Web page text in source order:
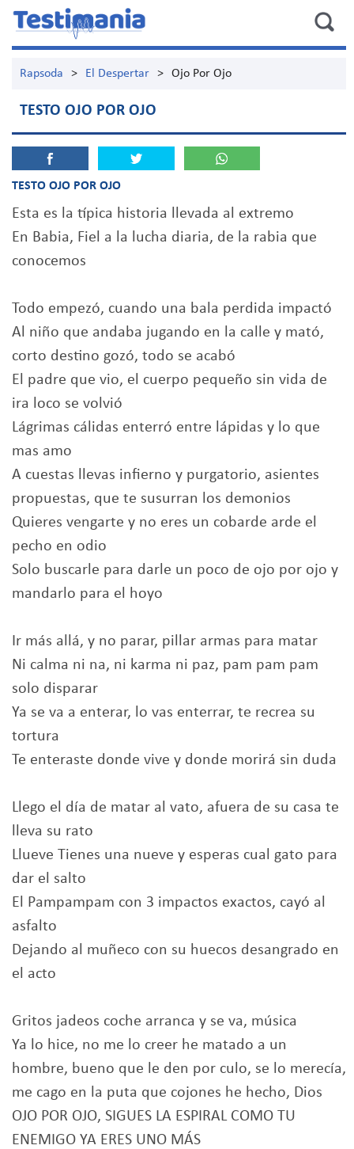
Rapsoda > El Despertar > Ojo Por Ojo
TESTO OJO POR OJO
TESTO OJO POR OJO
Esta es la típica historia llevada al extremo
En Babia, Fiel a la lucha diaria, de la rabia que
conocemos
Todo empezó, cuando una bala perdida impactó
Al niño que andaba jugando en la calle y mató,
corto destino gozó, todo se acabó
El padre que vio, el cuerpo pequeño sin vida de
ira loco se volvió
Lágrimas cálidas enterró entre lápidas y lo que
mas amo
A cuestas llevas infierno y purgatorio, asientes
propuestas, que te susurran los demonios
Quieres vengarte y no eres un cobarde arde el
pecho en odio
Solo buscarle para darle un poco de ojo por ojo y
mandarlo para el hoyo
Ir más allá, y no parar, pillar armas para matar
Ni calma ni na, ni karma ni paz, pam pam pam
solo disparar
Ya se va a enterar, lo vas enterrar, te recrea su
tortura
Te enteraste donde vive y donde morirá sin duda
Llego el día de matar al vato, afuera de su casa te
lleva su rato
Llueve Tienes una nueve y esperas cual gato para
dar el salto
El Pampampam con 3 impactos exactos, cayó al
asfalto
Dejando al muñeco con su huecos desangrado en
el acto
Gritos jadeos coche arranca y se va, música
Ya lo hice, no me lo creer he matado a un
hombre, bueno que le den por culo, se lo merecía,
me cago en la puta que cojones he hecho, Dios
OJO POR OJO, SIGUES LA ESPIRAL COMO TU
ENEMIGO YA ERES UNO MÁS